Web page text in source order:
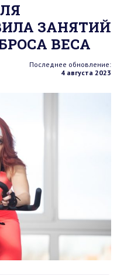
ЗАНЯТИЙ
ВЕСА
Последнее обновление:
4 августа 2023